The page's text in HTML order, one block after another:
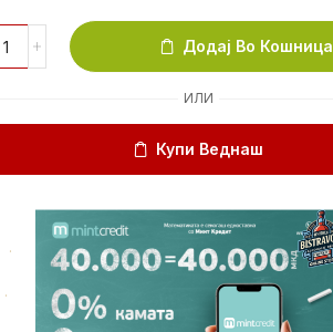
Додај Во Кошница
ИЛИ
Купи Веднаш
.
.